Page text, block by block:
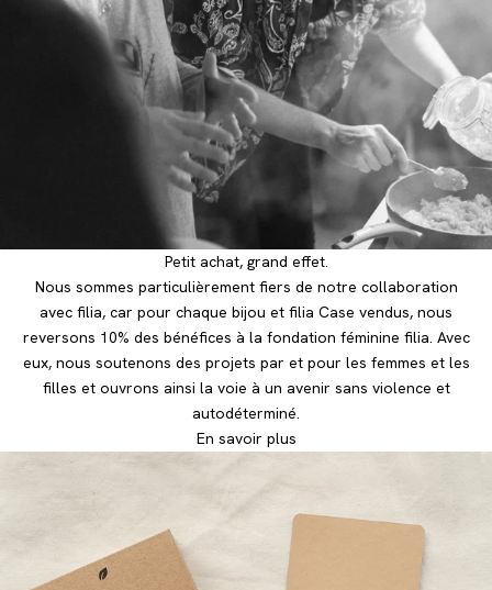
Petit achat, grand effet.
Nous sommes particulièrement fiers de notre collaboration
avec filia, car pour chaque bijou et filia Case vendus, nous
reversons 10% des bénéfices à la fondation féminine filia. Avec
eux, nous soutenons des projets par et pour les femmes et les
filles et ouvrons ainsi la voie à un avenir sans violence et
autodéterminé.
En savoir plus